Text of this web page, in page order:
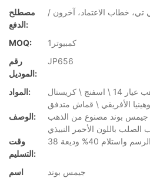
مصطلح
الدفع:
تي، خطاب الاعتماد، آخرون
MOQ:
كمبيوتر1
رقم
الموديل:
JP656
المواد:
خشب زان فرنسي \ جلد \ ذهب عيار 14 \ اسفنج \ كريستال
الأفريقي \ قماش متدفق
الوصف:
بوند مصنوع من الذهب
وقت
التسليم:
40% وديعة
اسم
جيمس بوند